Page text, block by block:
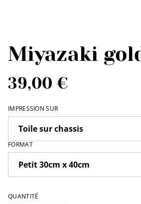
Miyazaki
39,00 €
IMPRESSION SUR
FORMAT
QUANTITÉ